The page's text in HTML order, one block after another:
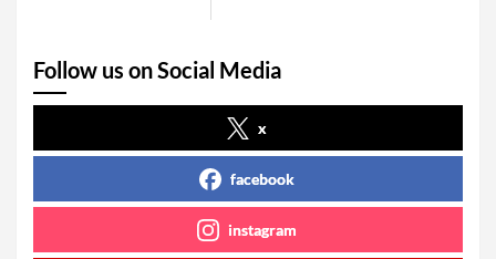
Follow us on Social Media
x
facebook
instagram